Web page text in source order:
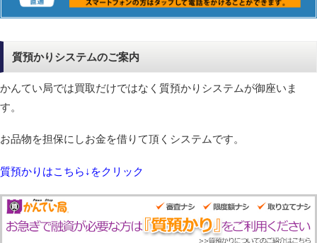
質預かりシステムのご案内
かんてい局では買取だけではなく質預かりシステムが御座いま
す。
お品物を担保にしお金を借りて頂くシステムです。
質預かりはこちら↓をクリック